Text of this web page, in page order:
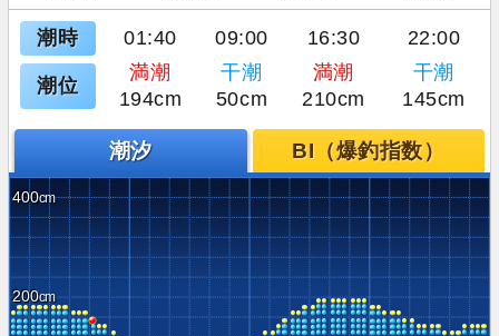
潮時 01:40 09:00 16:30 22:00
潮位
満潮 干潮 満潮
干潮
194cm
50cm 210cm 145cm
潮汐 BI（爆釣指数）
400
200